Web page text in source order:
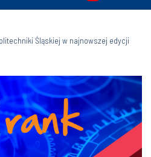
Śląskiej w najnowszej edycji